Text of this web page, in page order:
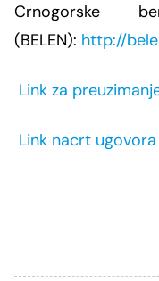
Zaštita
Crnogorske
(BELEN): http://
Link za
Link nacrt ugovora